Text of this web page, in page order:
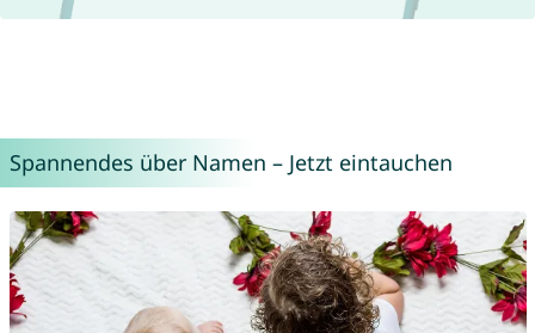
Spannendes über Namen – Jetzt eintauchen